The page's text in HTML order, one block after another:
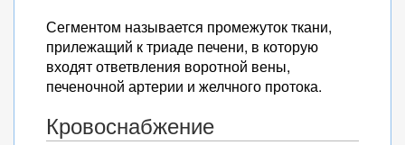
Сегментом называется промежуток ткани,
прилежащий к триаде печени, в которую
входят ответвления воротной вены,
печеночной артерии и желчного протока.
Кровоснабжение